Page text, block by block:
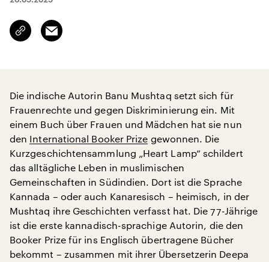
Link
kopieren/teilen
Email
Die indische Autorin Banu Mushtaq setzt sich für
Frauenrechte und gegen Diskriminierung ein. Mit
einem Buch über Frauen und Mädchen hat sie nun
den International Booker Prize gewonnen. Die
Kurzgeschichtensammlung „Heart Lamp“ schildert
das alltägliche Leben in muslimischen
Gemeinschaften in Südindien. Dort ist die Sprache
Kannada – oder auch Kanaresisch – heimisch, in der
Mushtaq ihre Geschichten verfasst hat. Die 77-Jährige
ist die erste kannadisch-sprachige Autorin, die den
Booker Prize für ins Englisch übertragene Bücher
bekommt – zusammen mit ihrer Übersetzerin Deepa